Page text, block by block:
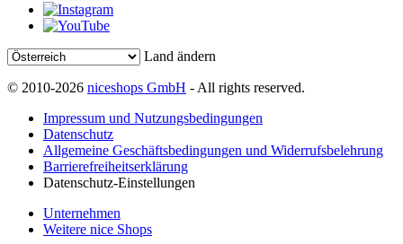
Land ändern
© 2010-2026 niceshops GmbH - All rights reserved.
Impressum und Nutzungsbedingungen
Datenschutz
Allgemeine Geschäftsbedingungen und Widerrufsbelehrung
Barrierefreiheitserklärung
Datenschutz-Einstellungen
Unternehmen
Weitere nice Shops